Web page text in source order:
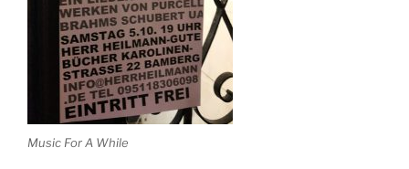
Music For A While